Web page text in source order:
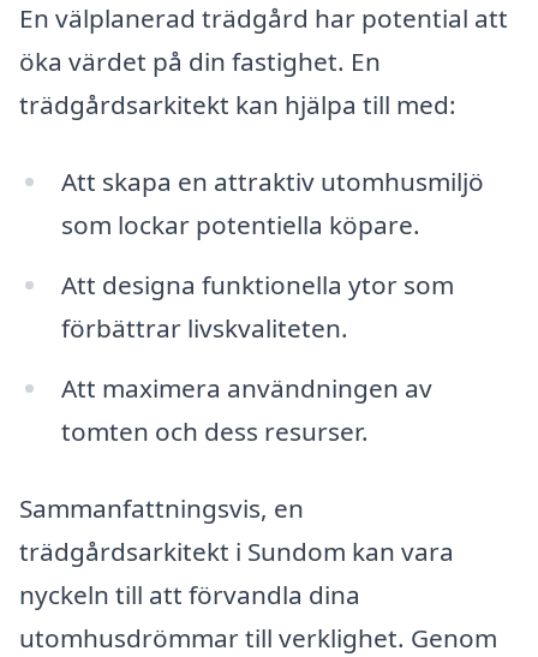
En välplanerad trädgård har potential att
öka värdet på din fastighet. En
trädgårdsarkitekt kan hjälpa till med:
Att skapa en attraktiv utomhusmiljö
som lockar potentiella köpare.
Att designa funktionella ytor som
förbättrar livskvaliteten.
Att maximera användningen av
tomten och dess resurser.
Sammanfattningsvis, en
trädgårdsarkitekt i Sundom kan vara
nyckeln till att förvandla dina
utomhusdrömmar till verklighet. Genom